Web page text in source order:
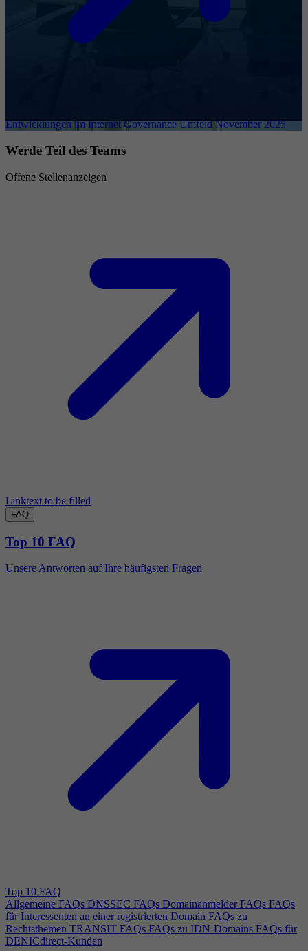
Entwicklungen im Internet Governance Umfeld November 2025
Werde Teil des Teams
Offene Stellenanzeigen
Linktext to be filled
FAQ
Top 10 FAQ
Unsere Antworten auf Ihre häufigsten Fragen
Top 10 FAQ
Allgemeine FAQs DNSSEC FAQs Domainanmelder FAQs FAQs
für Interessenten an einer registrierten Domain FAQs zu
Rechtsthemen TRANSIT FAQs FAQs zu IDN-Domains FAQs für
DENICdirect-Kunden